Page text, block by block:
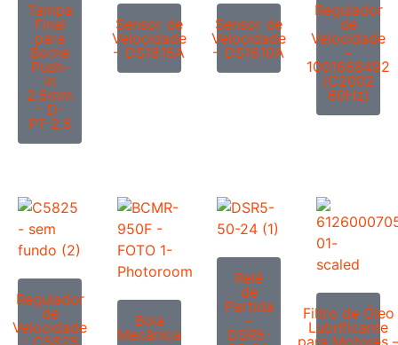
Tampa
Final
para
Borne
Push-
in
2,5mm
– D-
PT-2.5
Sensor de
Velocidade
– DS1815A
Sensor de
Velocidade
– DS1610A
Regulador
de
Velocidade
–
1001668492
(C2002
60Hz)
Regulador
de
Velocidade
– C5825
Boia
Mecânica
Relé
de
Partida
–
DSR5-
Filtro de Óleo
Lubrificante
para Motores